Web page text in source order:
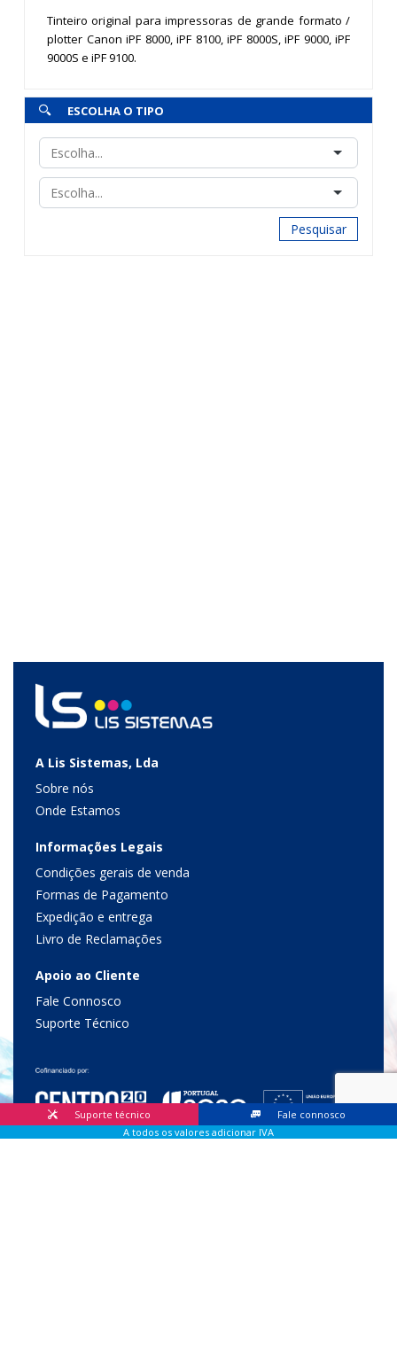
Tinteiro original para impressoras de grande formato /
plotter Canon iPF 8000, iPF 8100, iPF 8000S, iPF 9000, iPF
9000S e iPF 9100.
ESCOLHA O TIPO
Pesquisar
A Lis Sistemas, Lda
Sobre nós
Onde Estamos
Informações Legais
Condições gerais de venda
Formas de Pagamento
Expedição e entrega
Livro de Reclamações
Apoio ao Cliente
Fale Connosco
Suporte Técnico
Suporte técnico
Fale connosco
A todos os valores adicionar IVA